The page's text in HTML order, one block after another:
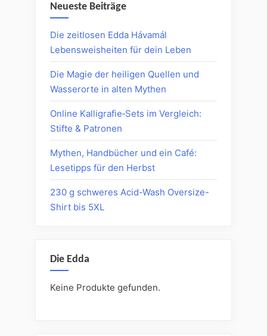
Neueste Beiträge
Die zeitlosen Edda Hávamál
Lebensweisheiten für dein Leben
Die Magie der heiligen Quellen und
Wasserorte in alten Mythen
Online Kalligrafie‑Sets im Vergleich:
Stifte & Patronen
Mythen, Handbücher und ein Café:
Lesetipps für den Herbst
230 g schweres Acid-Wash Oversize-
Shirt bis 5XL
Die Edda
Keine Produkte gefunden.